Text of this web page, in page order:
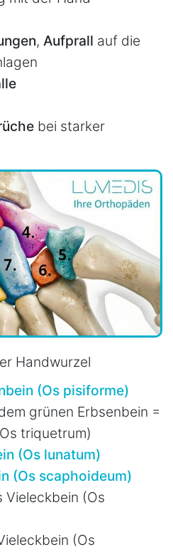
, Aufprall auf die
bei starker
Handwurzel
(Os pisiforme)
grünen Erbsenbein =
triquetrum)
(Os lunatum)
(Os scaphoideum)
Vieleckbein (Os
(Os